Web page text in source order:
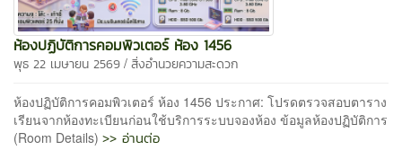
ห้องปฏิบัติการคอมพิวเตอร์ ห้อง 1456
พุธ 22 เมษายน 2569 / สิ่งอำนวยความสะดวก
ห้องปฏิบัติการคอมพิวเตอร์ ห้อง 1456 ประกาศ: โปรดตรวจสอบตาราง
เรียนจากห้องทะเบียนก่อนใช้บริการระบบจองห้อง ข้อมูลห้องปฏิบัติการ
(Room Details) >> อ่านต่อ